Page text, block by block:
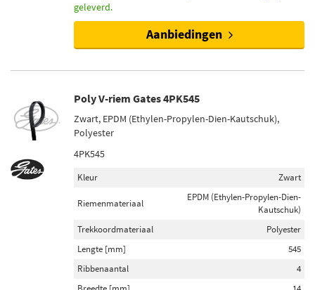
geleverd.
Aanbiedingen
Poly V-riem Gates 4PK545
Zwart, EPDM (Ethylen-Propylen-Dien-Kautschuk),
Polyester
4PK545
Kleur Zwart
Riemenmateriaal
EPDM (Ethylen-Propylen-Dien-
Kautschuk)
Trekkoordmateriaal
Polyester
Lengte [mm]
545
Ribbenaantal
4